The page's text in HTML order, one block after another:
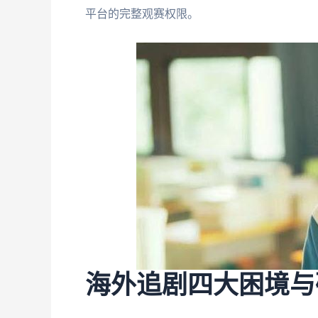
平台的完整观赛权限。
海外追剧四大困境